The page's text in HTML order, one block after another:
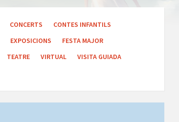
CONCERTS
CONTES INFANTILS
EXPOSICIONS
FESTA MAJOR
TEATRE VIRTUAL
VISITA GUIADA